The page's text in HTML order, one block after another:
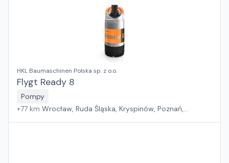
HKL Baumaschinen Polska sp. z o.o.
Flygt Ready 8
Pompy
+77 km Wrocław, Ruda Śląska, Kryspinów, Poznań,